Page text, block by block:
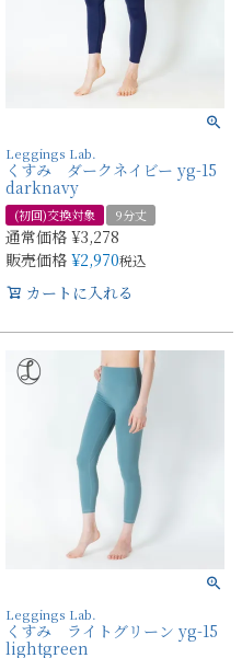
Leggings Lab.
くすみ ダークネイビー yg-15
darknavy
(初回)交換対象 9分丈
通常価格 ¥3,278
販売価格 ¥2,970税込
カートに入れる
Leggings Lab.
くすみ ライトグリーン yg-15
lightgreen